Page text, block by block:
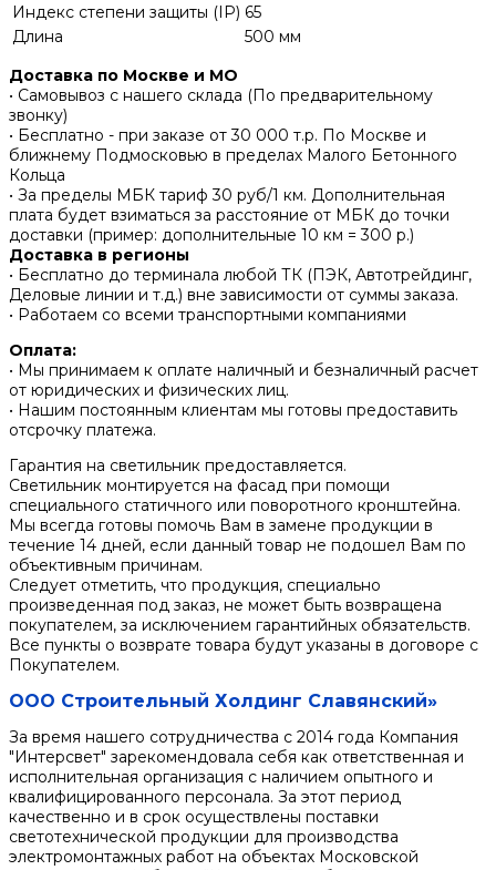
Индекс степени защиты (IP) 65
Длина
500 мм
Доставка по Москве и МО
• Самовывоз с нашего склада (По предварительному
звонку)
• Бесплатно - при заказе от 30 000 т.р. По Москве и
ближнему Подмосковью в пределах Малого Бетонного
Кольца
• За пределы МБК тариф 30 руб/1 км. Дополнительная
плата будет взиматься за расстояние от МБК до точки
доставки (пример: дополнительные 10 км = 300 р.)
Доставка в регионы
• Бесплатно до терминала любой ТК (ПЭК, Автотрейдинг,
Деловые линии и т.д.) вне зависимости от суммы заказа.
• Работаем со всеми транспортными компаниями
Оплата:
• Мы принимаем к оплате наличный и безналичный расчет
от юридических и физических лиц.
• Нашим постоянным клиентам мы готовы предоставить
отсрочку платежа.
Гарантия на светильник предоставляется.
Светильник монтируется на фасад при помощи
специального статичного или поворотного кронштейна.
Мы всегда готовы помочь Вам в замене продукции в
течение 14 дней, если данный товар не подошел Вам по
объективным причинам.
Следует отметить, что продукция, специально
произведенная под заказ, не может быть возвращена
покупателем, за исключением гарантийных обязательств.
Все пункты о возврате товара будут указаны в договоре с
Покупателем.
ООО Строительный Холдинг Славянский»
За время нашего сотрудничества с 2014 года Компания
"Интерсвет" зарекомендовала себя как ответственная и
исполнительная организация с наличием опытного и
квалифицированного персонала. За этот период
качественно и в срок осуществлены поставки
светотехнической продукции для производства
электромонтажных работ на объектах Московской